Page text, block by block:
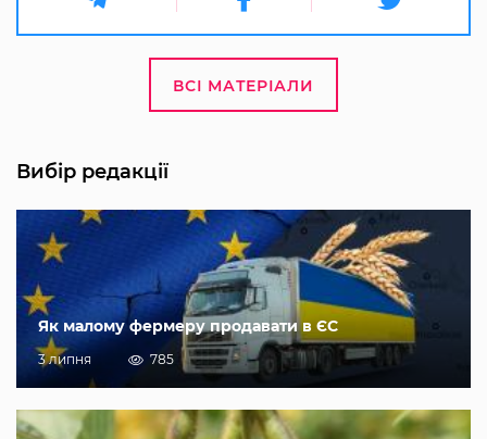
ВСІ МАТЕРІАЛИ
Вибір редакції
Як малому фермеру продавати в ЄС
3 липня 785